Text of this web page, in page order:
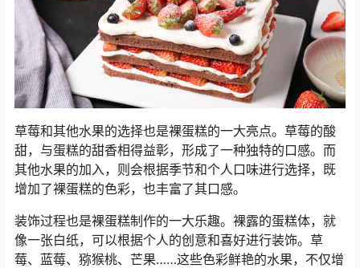
草莓和其他水果的选择也是裸蛋糕的一大亮点。草莓的酸
甜，与蛋糕的甜香相得益彰，形成了一种独特的口感。而
其他水果的加入，则会根据季节和个人口味进行选择，既
增加了裸蛋糕的色彩，也丰富了其口感。
装饰过程也是裸蛋糕制作的一大乐趣。裸露的蛋糕体，就
像一张白纸，可以根据个人的创意和喜好进行装饰。草
莓、蓝莓、猕猴桃、芒果……这些色彩鲜艳的水果，不仅增